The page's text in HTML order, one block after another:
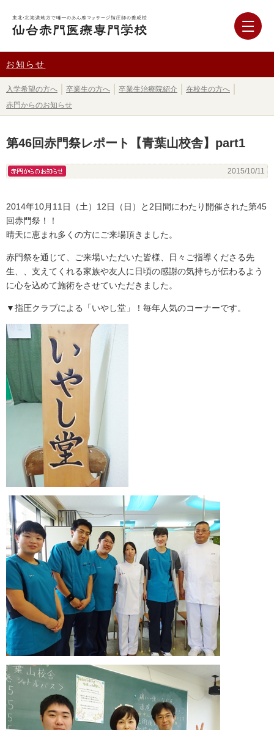
お知らせ
入学希望の方へ 卒業生の方へ 卒業生治療院紹介
在校生の方へ
赤門からのお知らせ
第46回赤門祭レポート【青葉山校舎】part1
2015/10/11
2014年10月11日（土）12日（日）と2日間にわたり開催された第45
回赤門祭！！
晴天に恵まれ多くの方にご来場頂きました。
赤門祭を通じて、ご来場いただいた皆様、日々ご指導くださる先
生、、支えてくれる家族や友人に日頃の感謝の気持ちが伝わるよう
に心を込めて施術をさせていただきました。
▼指圧クラブによる「いやし堂」！毎年人気のコーナーです。